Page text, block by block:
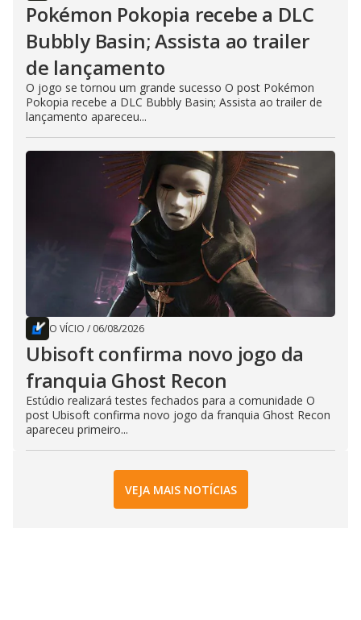
Pokémon Pokopia recebe a DLC
Bubbly Basin; Assista ao trailer
de lançamento
O jogo se tornou um grande sucesso O post Pokémon
Pokopia recebe a DLC Bubbly Basin; Assista ao trailer de
lançamento apareceu...
O VÍCIO / 06/08/2026
Ubisoft confirma novo jogo da
franquia Ghost Recon
Estúdio realizará testes fechados para a comunidade O
post Ubisoft confirma novo jogo da franquia Ghost Recon
apareceu primeiro...
VEJA MAIS NOTÍCIAS